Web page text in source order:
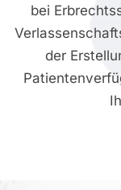
bei
der